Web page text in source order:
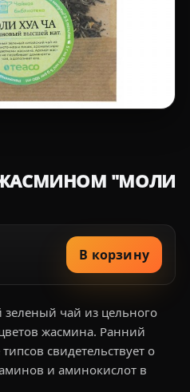
"МОЛИ
В корзину
чай из цельного
жасмина. Ранний
свидетельствует о
и аминокислот в